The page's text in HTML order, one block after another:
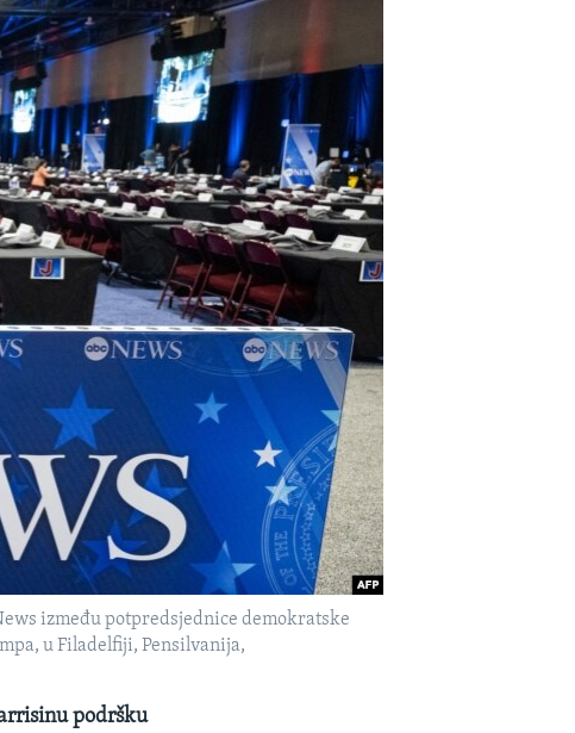
između potpredsjednice demokratske
u Filadelfiji, Pensilvanija,
podršku